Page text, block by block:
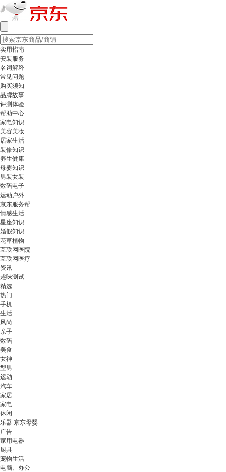
实用指南
安装服务
名词解释
常见问题
购买须知
品牌故事
评测体验
帮助中心
家电知识
美容美妆
居家生活
装修知识
养生健康
母婴知识
男装女装
数码电子
运动户外
京东服务帮
情感生活
星座知识
婚假知识
花草植物
互联网医院
互联网医疗
资讯
趣味测试
精选
热门
手机
生活
风尚
亲子
数码
美食
女神
型男
运动
汽车
家居
家电
休闲
乐器 京东母婴
广告
家用电器
厨具
宠物生活
电脑、办公